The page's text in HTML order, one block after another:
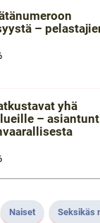
–
yhä
–
Naiset Seksikäs